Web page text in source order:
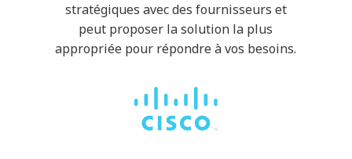
stratégiques avec des fournisseurs et
peut proposer la solution la plus
appropriée pour répondre à vos besoins.